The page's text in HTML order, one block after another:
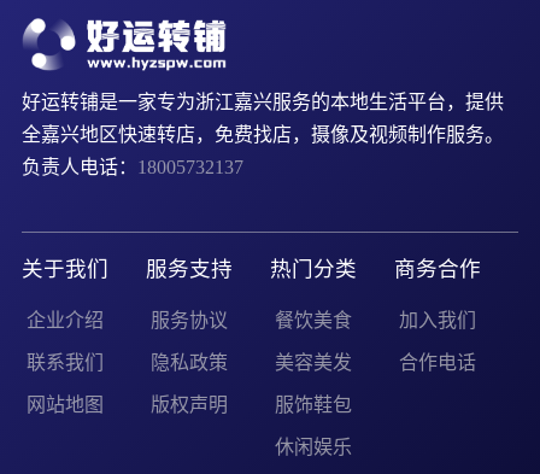
好运转铺是一家专为浙江嘉兴服务的本地生活平台，提供
全嘉兴地区快速转店，免费找店，摄像及视频制作服务。
负责人电话： 18005732137
关于我们
企业介绍
联系我们
网站地图
服务支持
服务协议
隐私政策
版权声明
热门分类
餐饮美食
美容美发
服饰鞋包
休闲娱乐
商务合作
加入我们
合作电话